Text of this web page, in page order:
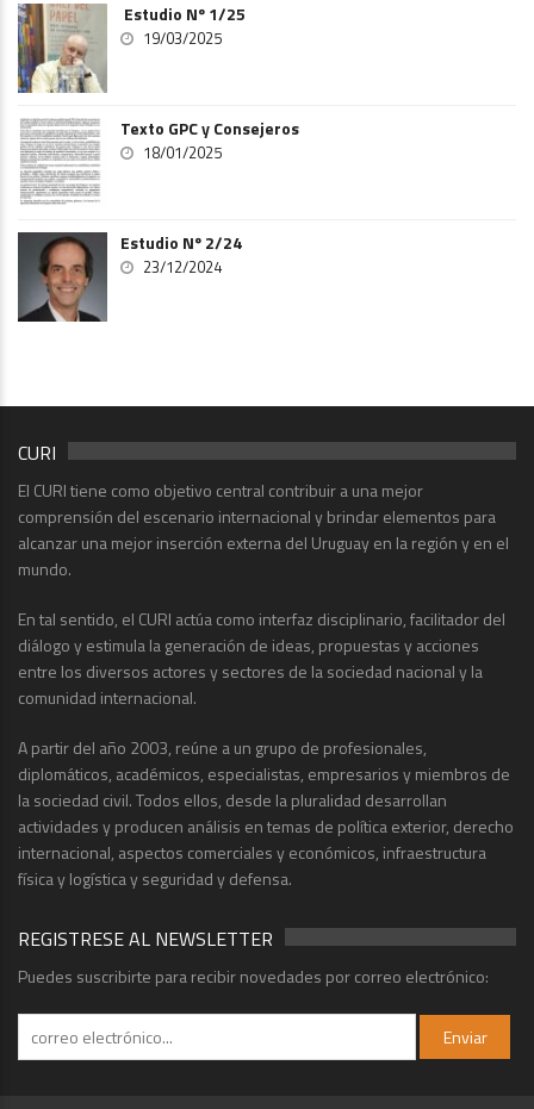
Estudio Nº 1/25
19/03/2025
Texto GPC y Consejeros
18/01/2025
Estudio Nº 2/24
23/12/2024
CURI
El CURI tiene como objetivo central contribuir a una mejor
comprensión del escenario internacional y brindar elementos para
alcanzar una mejor inserción externa del Uruguay en la región y en el
mundo.
En tal sentido, el CURI actúa como interfaz disciplinario, facilitador del
diálogo y estimula la generación de ideas, propuestas y acciones
entre los diversos actores y sectores de la sociedad nacional y la
comunidad internacional.
A partir del año 2003, reúne a un grupo de profesionales,
diplomáticos, académicos, especialistas, empresarios y miembros de
la sociedad civil. Todos ellos, desde la pluralidad desarrollan
actividades y producen análisis en temas de política exterior, derecho
internacional, aspectos comerciales y económicos, infraestructura
física y logística y seguridad y defensa.
REGISTRESE AL NEWSLETTER
Puedes suscribirte para recibir novedades por correo electrónico: